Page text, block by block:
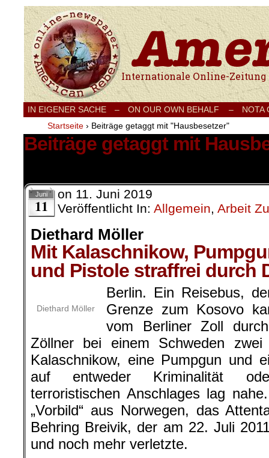
Internationale Onlinezeitung für Frieden,
IN EIGENER SACHE – ON OUR OWN BEHALF –
NOTA
Startseite › Beiträge getaggt mit "Hausbesetzer"
Beiträge getaggt mit
Juni
11
on 11. Juni 2019
Veröffentlicht In: Allgemein, Arbeit
Diethard Möller
Mit Kalaschnikow,
und Pistole straffrei durch
Diethard Möller
Berlin. Ein Reisebus,
Grenze zum Kosovo
vom Berliner Zoll
Zöllner bei einem Schweden
Kalaschnikow, eine Pumpgun und
auf entweder Kriminalität
terroristischen Anschlages lag
„Vorbild“ aus Norwegen, das
Behring Breivik, der am 22. Juli
und noch mehr verletzte.